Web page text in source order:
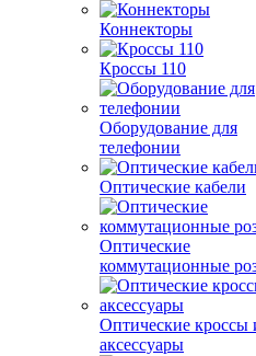
Коннекторы
Кроссы 110
Оборудование для
телефонии
Оптические кабели
Оптические
коммутационные
Оптические кроссы
аксессуары